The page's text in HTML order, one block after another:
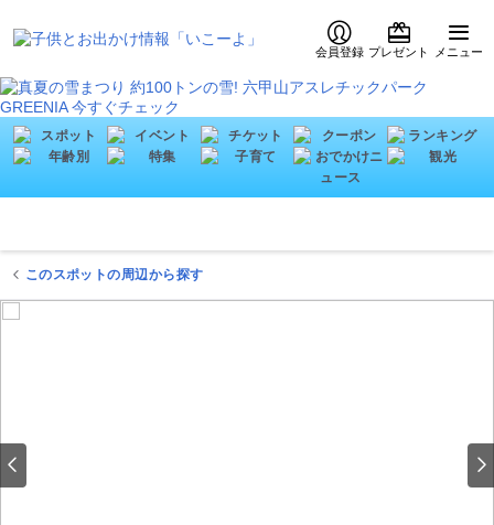
会員登録 プレゼント メニュー
このスポットの周辺から探す